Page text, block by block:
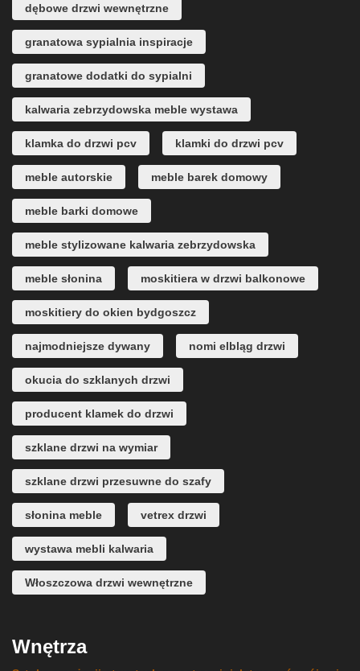
dębowe drzwi wewnętrzne
granatowa sypialnia inspiracje
granatowe dodatki do sypialni
kalwaria zebrzydowska meble wystawa
klamka do drzwi pcv klamki do drzwi pcv
meble autorskie meble barek domowy
meble barki domowe
meble stylizowane kalwaria zebrzydowska
meble słonina moskitiera w drzwi balkonowe
moskitiery do okien bydgoszcz
najmodniejsze dywany nomi elbląg drzwi
okucia do szklanych drzwi
producent klamek do drzwi
szklane drzwi na wymiar
szklane drzwi przesuwne do szafy
słonina meble vetrex drzwi
wystawa mebli kalwaria
Włoszczowa drzwi wewnętrzne
Wnętrza